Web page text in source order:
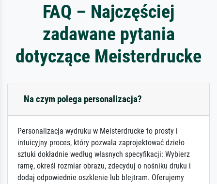
FAQ – Najczęściej
zadawane pytania
dotyczące Meisterdrucke
Na czym polega personalizacja?
Personalizacja wydruku w Meisterdrucke to prosty i
intuicyjny proces, który pozwala zaprojektować dzieło
sztuki dokładnie według własnych specyfikacji: Wybierz
ramę, określ rozmiar obrazu, zdecyduj o nośniku druku i
dodaj odpowiednie oszklenie lub blejtram. Oferujemy